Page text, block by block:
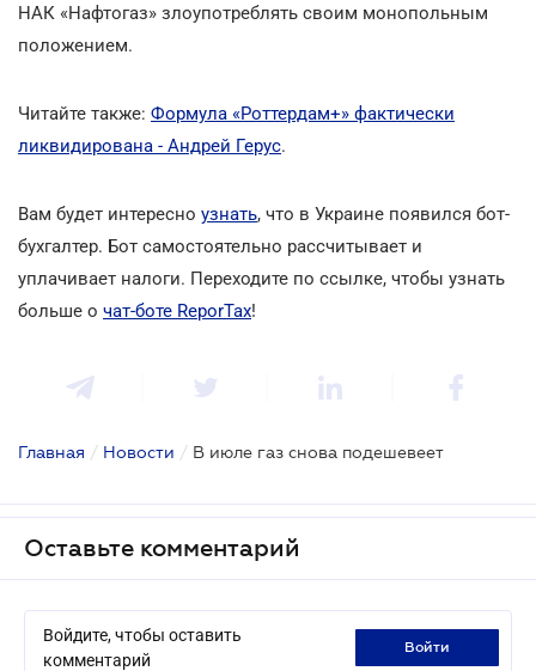
НАК «Нафтогаз» злоупотреблять своим монопольным
положением.
Читайте также: Формула «Роттердам+» фактически
ликвидирована - Андрей Герус.
Вам будет интересно узнать, что в Украине появился бот-
бухгалтер. Бот самостоятельно рассчитывает и
уплачивает налоги. Переходите по ссылке, чтобы узнать
больше о чат-боте ReporTax!
Главная / Новости / В июле газ снова подешевеет
Оставьте комментарий
Войдите, чтобы оставить
комментарий
войти